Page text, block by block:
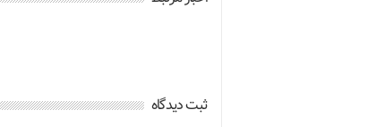
ثبت دیدگاه